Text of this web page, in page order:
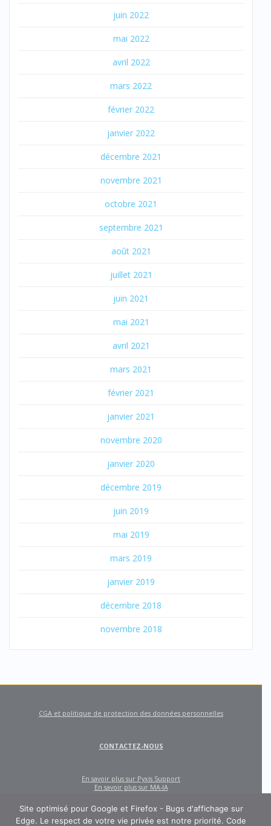
juin 2022
mai 2022
avril 2022
mars 2022
février 2022
janvier 2022
décembre 2021
novembre 2021
octobre 2021
septembre 2021
août 2021
juillet 2021
juin 2021
mai 2021
avril 2021
mars 2021
février 2021
janvier 2021
novembre 2020
janvier 2020
décembre 2019
juin 2019
mai 2019
mars 2019
janvier 2019
décembre 2018
novembre 2018
CGA et politique de protection des données personnelles
CONTACTEZ-NOUS
En savoir plus sur Pyxis Support
En savoir plus sur MA-IA
Site optimisé pour Google et Firefox - Bugs d'affichage sur
Edge. Le respect de votre vie privée est notre priorité. Code